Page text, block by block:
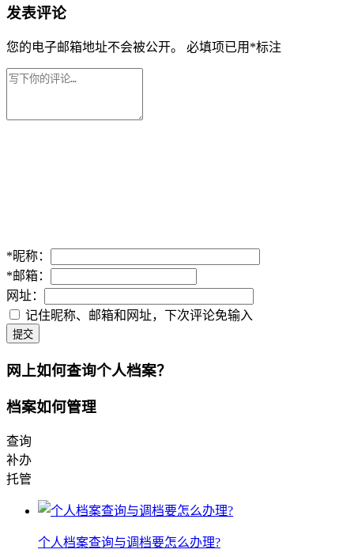
发表评论
您的电子邮箱地址不会被公开。 必填项已用 *标注
*昵称：
*邮箱：
网址：
记住昵称、邮箱和网址，下次评论免输入
提交
网上如何查询个人档案？
档案如何管理
查询
补办
托管
个人档案查询与调档要怎么办理?